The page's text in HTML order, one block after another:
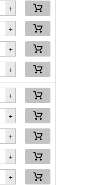
+
+
+
+
+
+
+
+
+